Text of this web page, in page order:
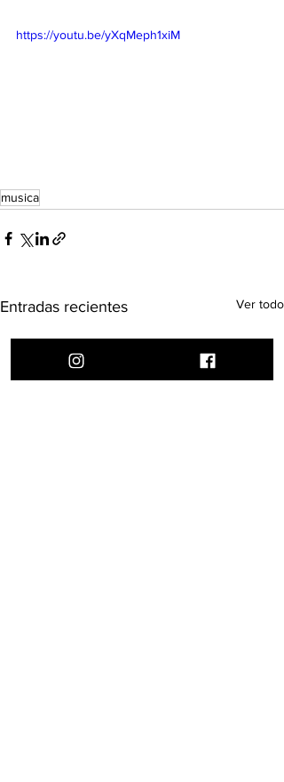
https://youtu.be/yXqMeph1xiM
musica
Entradas recientes Ver todo